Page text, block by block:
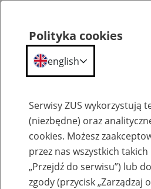
Szkolenia
Polityka cookies
english
Serwisy ZUS wykorzystują
(niezbędne) oraz
cookies. Możesz
przez nas wszystkich
„Przejdź do serwisu”) lub
zgody (przycisk „Zarządzaj